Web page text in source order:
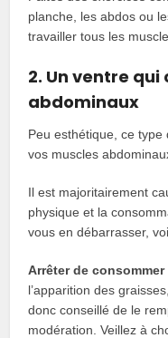
planche, les abdos ou
travailler tous les
2. Un ventre qui
abdominaux
Peu esthétique, ce
vos muscles
Il est majoritairement
physique et la
vous en débarrasser,
Arrêter de
l’apparition des
donc conseillé de le
modération. Veillez à